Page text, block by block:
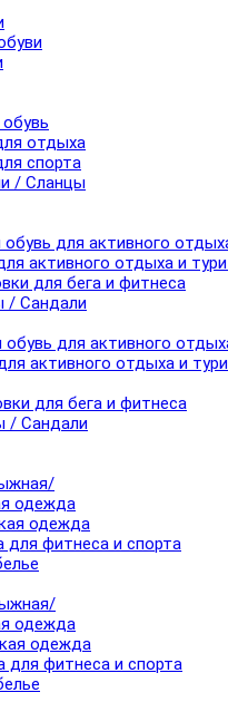
отдыха
спорта
/ Сланцы
для активного
активного отдыха и
для бега и фитнеса
/ Сандали
для активного
активного отдыха и
для бега и фитнеса
/ Сандали
одежда
одежда
фитнеса и спорта
одежда
одежда
фитнеса и спорта